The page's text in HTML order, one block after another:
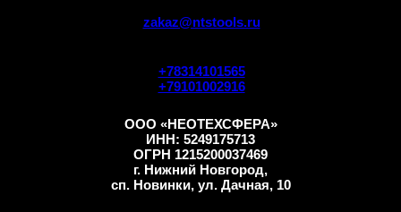
+78314101565
+79101002916
zakaz@ntstools.ru
ООО «НЕОТЕХСФЕРА»
ИНН: 5249175713
ОГРН 1215200037469
г. Нижний Новгород,
сп. Новинки, ул. Дачная, 10